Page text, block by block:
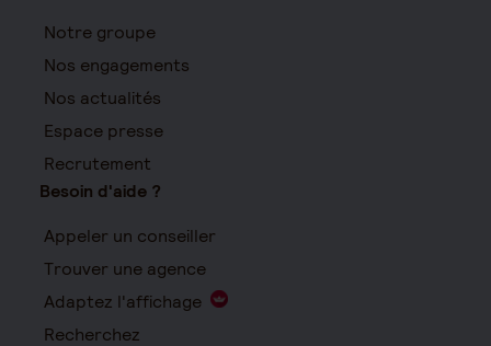
Notre groupe
Nos engagements
Nos actualités
Espace presse
Recrutement
Besoin d'aide ?
Appeler un conseiller
Trouver une agence
Adaptez l'affichage
Recherchez